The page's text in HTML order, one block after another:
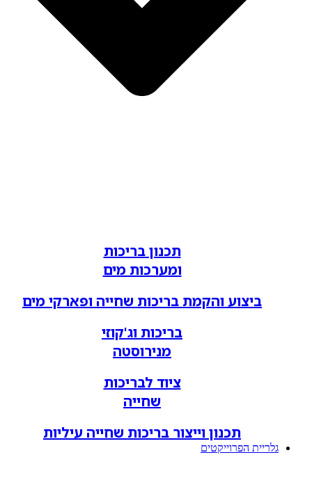
תכנון בריכות
ומערכות מים
ביצוע והקמת בריכות שחייה ופארקי מים
בריכות וג'קוזי
מנירוסטה
ציוד לבריכות
שחייה
תכנון וייצור בריכות שחייה עיליות
גלריית הפרוייקטים